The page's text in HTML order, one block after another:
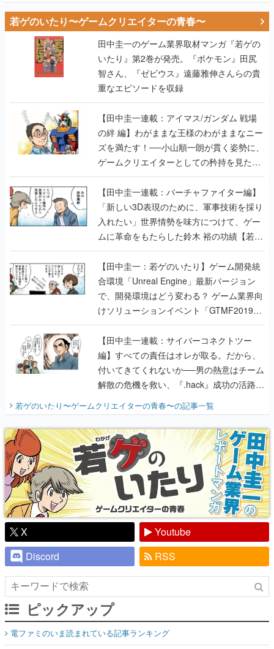
若ゲのいたり〜ゲームクリエイターの青春〜
田中圭一のゲーム業界取材マンガ『若ゲの
いたり』第2巻が発売。『ポケモン』田尻
智さん、『ゼビウス』遠藤雅伸さんらの貴
重なエピソードを収録
【田中圭一連載：アイマス/ガンダム 戦場
の絆 編】わがままな王様のわがままなニー
ズを満たす！──小山順一朗が貫く姿勢に、
ゲームクリエイターとしての矜持を見た
【若ゲのいたり最終回】
【田中圭一連載：バーチャファイター編】
「新しい3D表現のために、軍事技術を採り
入れたい」世界情勢を味方につけて、ゲー
ムに革命をもたらした鈴木 裕の功績【若ゲ
のいたり】
【田中圭一：若ゲのいたり】ゲーム開発統
合環境「Unreal Engine」最新バージョン
で、開発環境はどう変わる？ ゲーム業界向
けソリューションイベント「GTMF2019」
に行って、より理解を深めよう【PR】
【田中圭一連載：サイバーコネクトツー
編】すべての責任はオレが取る。だから、
付いてきてくれないか──男の熱意はチーム
解散の危機を救い、『.hack』成功の活路を
『少年ジャンプ』色だった【若ゲのいた
り】
若ゲのいたり〜ゲームクリエイターの青春〜の記事一覧
X
Youtube
Discord
RSS
ピックアップ
電ファミのいま読まれている記事ランキング